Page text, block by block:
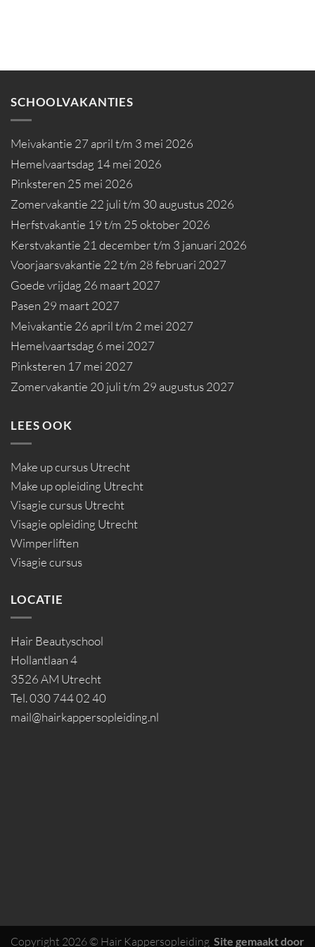
SCHOOLVAKANTIES
Meivakantie 27 april t/m 3 mei 2026
Hemelvaartsdag 14 mei 2026
Pinksteren 25 mei 2026
Zomervakantie 22 juli t/m 30 augustus 2026
Herfstvakantie 19 t/m 25 oktober 2026
Kerstvakantie 21 december t/m 3 januari 2026
Voorjaarsvakantie 22 t/m 28 februari 2027
Goede vrijdag 26 maart 2027
Pasen 29 maart 2027
Meivakantie 26 april t/m 2 mei 2027
Hemelvaartsdag 6 mei 2027
Pinksteren 17 mei 2027
Zomervakantie 20 juli t/m 29 augustus 2027
LEES OOK
Make up cursus Utrecht
Make up opleiding Utrecht
Visagie cursus Utrecht
Visagie opleiding Utrecht
Wimperliften
Visagie cursus
LOCATIE
Hair Beautyschool
Hollantlaan 4
3526 AM Utrecht
Tel. 030 744 02 40
mail@hairkappersopleiding.nl
Copyright 2026 © Hair Kappersopleiding Site gemaakt door